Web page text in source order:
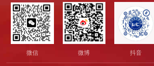
微信 微博 抖音